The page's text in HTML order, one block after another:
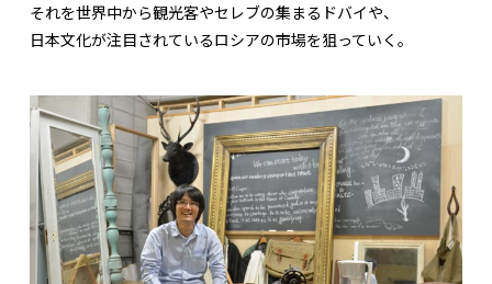
それを世界中から観光客やセレブの集まるドバイや、
日本文化が注目されているロシアの市場を狙っていく。